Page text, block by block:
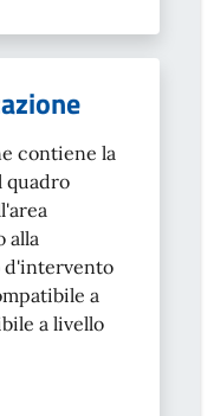
contiene la
quadro
alla
a
a livello